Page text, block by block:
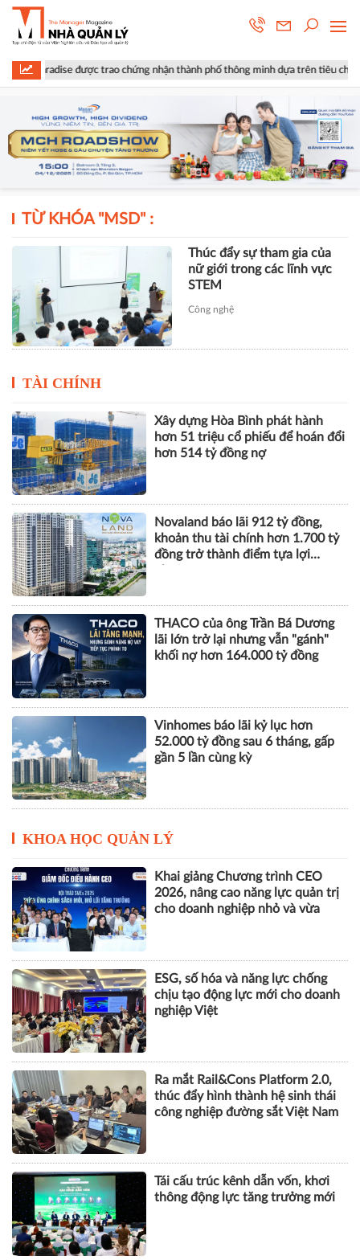
Paradise được trao chứng nhận thành phố thông minh dựa trên tiêu chuẩn
TỪ KHÓA "
Thúc đẩy sự tham gia của
nữ giới trong các lĩnh vực
STEM
Xây dựng Hòa Bình phát hành
hơn 51 triệu cổ phiếu để hoán đổi
hơn 514 tỷ đồng nợ
Novaland báo lãi 912 tỷ đồng,
khoản thu tài chính hơn 1.700 tỷ
đồng trở thành điểm tựa lợi
THACO của ông Trần Bá Dương
lãi lớn trở lại nhưng vẫn "gánh"
khối nợ hơn 164.000 tỷ đồng
Vinhomes báo lãi kỷ lục hơn
52.000 tỷ đồng sau 6 tháng, gấp
gần 5 lần cùng kỳ
KHOA HỌC QUẢN LÝ
Khai giảng Chương trình CEO
ESG, số hóa và năng lực chống
chịu tạo động lực mới cho doanh
nghiệp Việt
Ra mắt Rail&Cons Platform 2.0,
thúc đẩy hình thành hệ sinh thái
công nghiệp đường sắt Việt Nam
Tái cấu trúc kênh dẫn vốn, khơi
thông động lực tăng trưởng mới
BẤT ĐỘNG SẢN